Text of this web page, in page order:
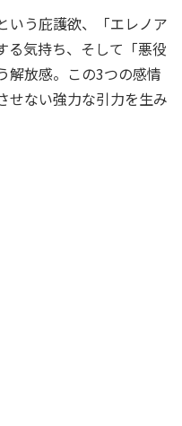
いう庇護欲、「エレノア
る気持ち、そして「悪役
解放感。この3つの感情
せない強力な引力を生み